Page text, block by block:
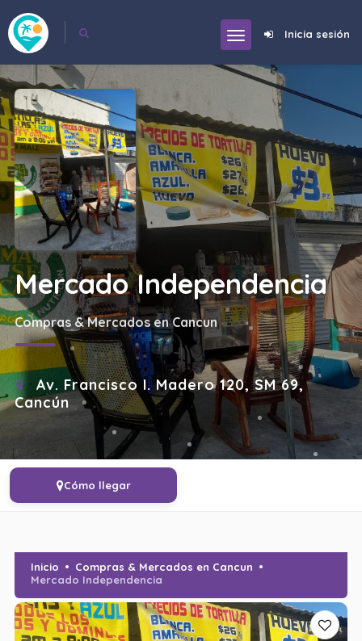
Inicia sesión
Mercado Independencia
Compras & Mercados en Cancun
Av. Francisco I. Madero 120, SM 69,
Cancún
Cómo llegar
Inicio
Compras & Mercados en Cancun
Mercado Independencia